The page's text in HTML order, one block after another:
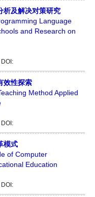
析及解决对策研究
Language
and Research on
DOI:
效性探索
Method Applied
DOI:
模式
of Computer
Education
DOI: